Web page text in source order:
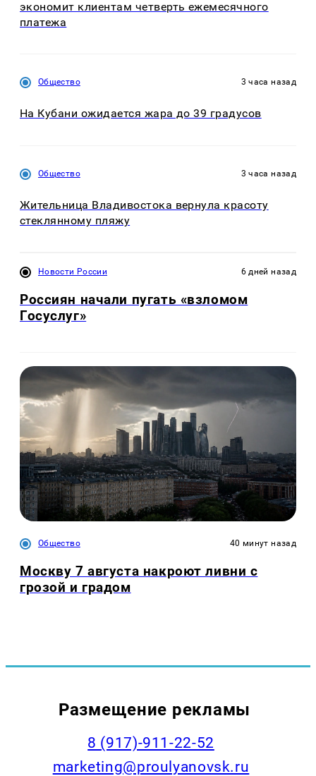
экономит клиентам четверть ежемесячного
платежа
Общество 3 часа назад
На Кубани ожидается жара до 39 градусов
Общество 3 часа назад
Жительница Владивостока вернула красоту
стеклянному пляжу
Новости России 6 дней назад
Россиян начали пугать «взломом
Госуслуг»
Общество 40 минут назад
Москву 7 августа накроют ливни с
грозой и градом
Размещение рекламы
8 (917)-911-22-52
marketing@proulyanovsk.ru